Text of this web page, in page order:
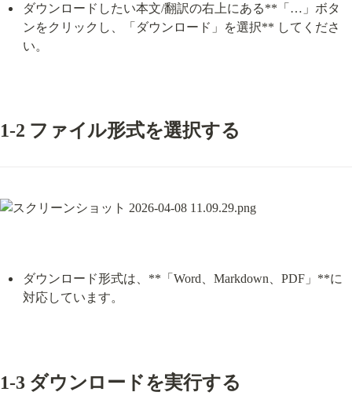
ダウンロードしたい本文/翻訳の右上にある**「…」ボタ
ンをクリックし、「ダウンロード」を選択** してくださ
い。
1-2 ファイル形式を選択する
ダウンロード形式は、**「Word、Markdown、PDF」**に
対応しています。
1-3 ダウンロードを実行する